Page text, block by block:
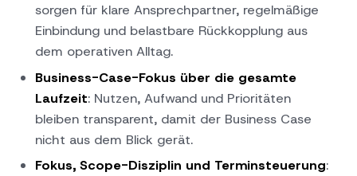
sorgen für klare Ansprechpartner, regelmäßige
Einbindung und belastbare Rückkopplung aus
dem operativen Alltag.
Business-Case-Fokus über die gesamte
Laufzeit: Nutzen, Aufwand und Prioritäten
bleiben transparent, damit der Business Case
nicht aus dem Blick gerät.
Fokus, Scope-Disziplin und Terminsteuerung: